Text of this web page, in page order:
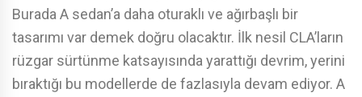
Burada A sedan’a daha oturaklı ve ağırbaşlı bir
tasarımı var demek doğru olacaktır. İlk nesil CLA’ların
rüzgar sürtünme katsayısında yarattığı devrim, yerini
bıraktığı bu modellerde de fazlasıyla devam ediyor. A